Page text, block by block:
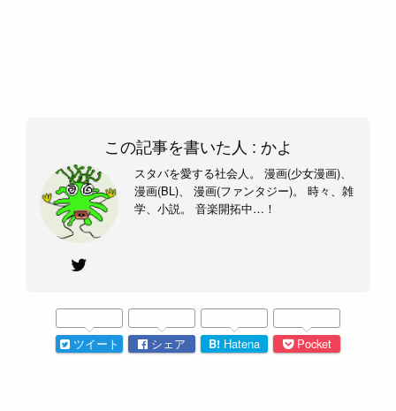
この記事を書いた人 : かよ
スタバを愛する社会人。 漫画(少女漫画)、
漫画(BL)、 漫画(ファンタジー)。 時々、雑
学、小説。 音楽開拓中…！
ツイート シェア B! Hatena Pocket